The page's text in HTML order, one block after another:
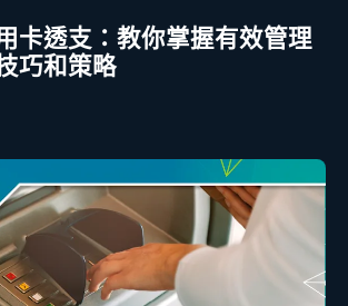
卡透支：教你掌握有效管理
巧和策略